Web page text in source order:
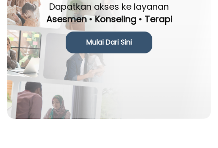
Dapatkan akses ke layanan
Asesmen • Konseling • Terapi
Mulai Dari Sini